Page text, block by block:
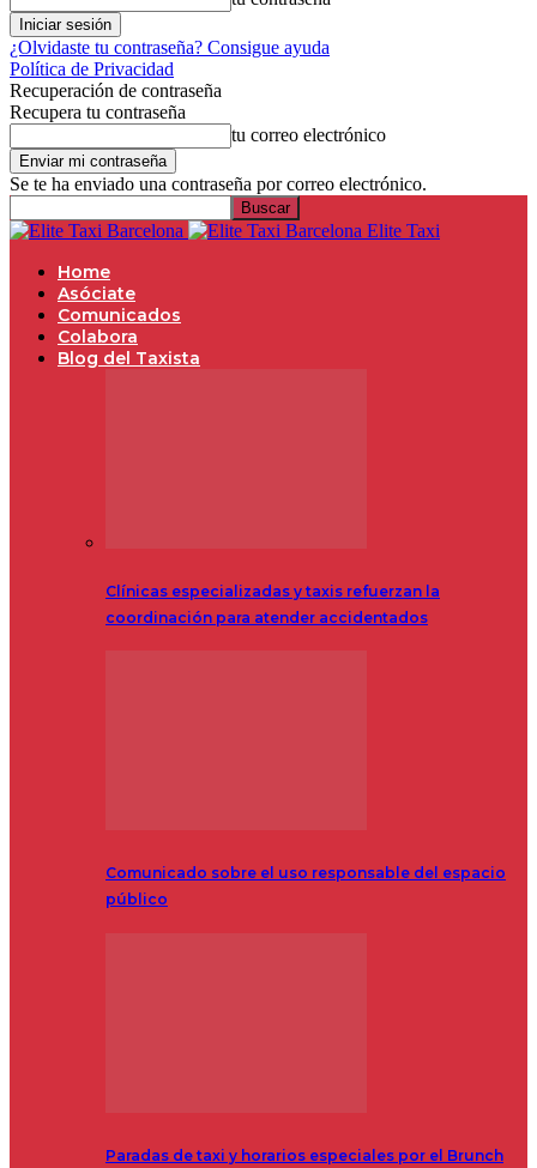
¿Olvidaste tu contraseña? Consigue ayuda
Política de Privacidad
Recuperación de contraseña
Recupera tu contraseña
tu correo electrónico
Se te ha enviado una contraseña por correo electrónico.
Elite Taxi
Home
Asóciate
Comunicados
Colabora
Blog del Taxista
Clínicas especializadas y taxis refuerzan la
coordinación para atender accidentados
Comunicado sobre el uso responsable del espacio
público
Paradas de taxi y horarios especiales por el Brunch